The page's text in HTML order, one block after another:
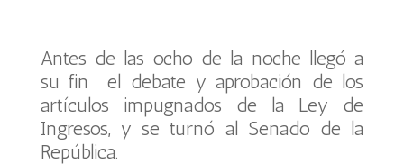
Antes de las ocho de la noche llegó a
su fin el debate y aprobación de los
artículos impugnados de la Ley de
Ingresos, y se turnó al Senado de la
República.